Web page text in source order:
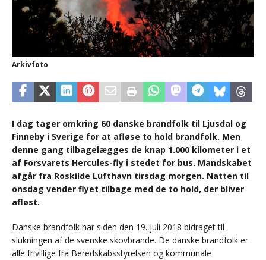
Arkivfoto
I dag tager omkring 60 danske brandfolk til Ljusdal og
Finneby i Sverige for at afløse to hold brandfolk. Men
denne gang tilbagelægges de knap 1.000 kilometer i et
af Forsvarets Hercules-fly i stedet for bus. Mandskabet
afgår fra Roskilde Lufthavn tirsdag morgen. Natten til
onsdag vender flyet tilbage med de to hold, der bliver
afløst.
Danske brandfolk har siden den 19. juli 2018 bidraget til
slukningen af de svenske skovbrande. De danske brandfolk er
alle frivillige fra Beredskabsstyrelsen og kommunale